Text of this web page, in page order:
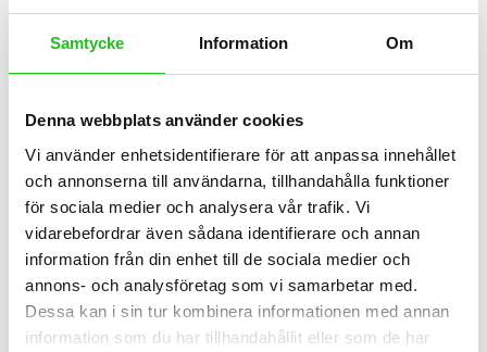
Samtycke Information Om
Denna webbplats använder cookies
Vi använder enhetsidentifierare för att anpassa innehållet
och annonserna till användarna, tillhandahålla funktioner
för sociala medier och analysera vår trafik. Vi
vidarebefordrar även sådana identifierare och annan
information från din enhet till de sociala medier och
annons- och analysföretag som vi samarbetar med.
Dessa kan i sin tur kombinera informationen med annan
information som du har tillhandahållit eller som de har